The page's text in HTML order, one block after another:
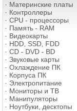
· Материнские платы
· Контроллеры
· CPU - процессоры
· Память - RAM
· Видеокарты
· HDD, SSD, FDD
· CD - DVD - BD
· Звуковые карты
· Охлаждение ПК
· Корпуса ПК
· Электропитание
· Мониторы и ТВ
· Манипуляторы
· Ноутбуки, десктопы